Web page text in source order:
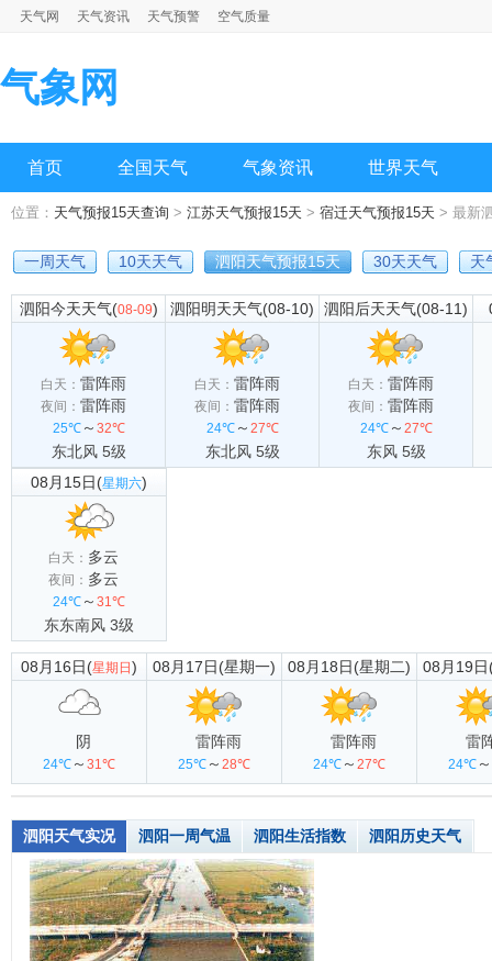
天气网 天气资讯 天气预警 空气质量
气象网
首页 全国天气 气象资讯 世界天气
位置： 天气预报15天查询 > 江苏天气预报15天 > 宿迁天气预报15天 > 最新
一周天气 10天天气 泗阳天气预报15天 30天天气 天
泗阳今天天气(08-09)
白天： 雷阵雨
夜间： 雷阵雨
25℃～ 32℃
东北风 5级
泗阳明天天气(08-10)
白天： 雷阵雨
夜间： 雷阵雨
24℃～ 27℃
东北风 5级
泗阳后天天气(08-11)
白天： 雷阵雨
夜间： 雷阵雨
24℃～ 27℃
东风 5级
08月15日(星期六)
白天： 多云
夜间： 多云
24℃ ～ 31℃
东东南风 3级
08月16日(星期日 )
阴
24℃ ～ 31℃
08月17日(星期一)
雷阵雨
25℃ ～ 28℃
08月18日(星期二)
雷阵雨
24℃ ～ 27℃
08月19
雷
24℃ ～
泗阳天气实况 泗阳一周气温 泗阳生活指数 泗阳历史天气